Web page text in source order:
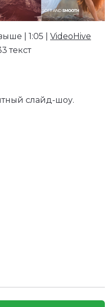
| 1:05 | VideoHive
текст
слайд-шоу.